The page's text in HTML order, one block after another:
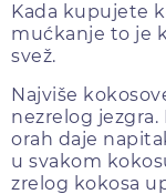
Kada kupujete
mućkanje to je
svež.
Najviše
nezrelog jezgra.
orah daje
u svakom
zrelog kokosa